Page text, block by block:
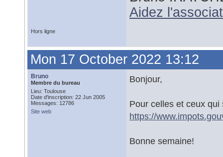
Aidez
Hors ligne
Mon 17 October 2022 13:12
Bruno
Membre du bureau
Lieu: Toulouse
Date d'inscription: 22 Jun 2005
Messages: 12786
Site web
Bonjour,
Pour celles et ceux
https://
Bonne semaine!